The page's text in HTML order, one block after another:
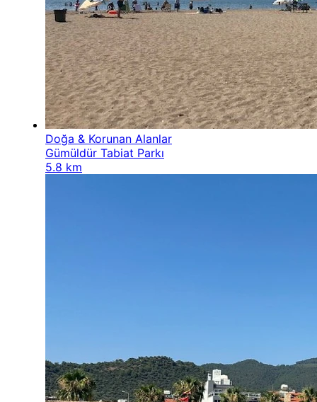
Doğa & Korunan Alanlar
Gümüldür Tabiat Parkı
5.8 km